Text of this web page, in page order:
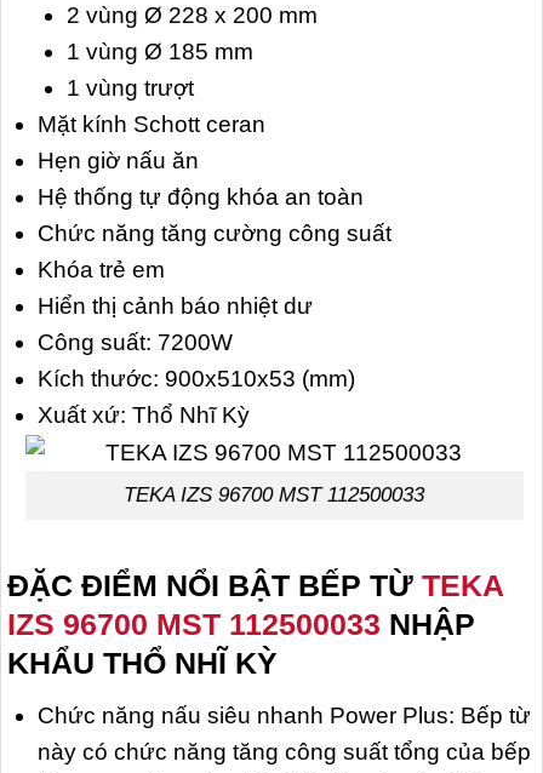
2 vùng Ø 228 x 200 mm
1 vùng Ø 185 mm
1 vùng trượt
Mặt kính Schott ceran
Hẹn giờ nấu ăn
Hệ thống tự động khóa an toàn
Chức năng tăng cường công suất
Khóa trẻ em
Hiển thị cảnh báo nhiệt dư
Công suất: 7200W
Kích thước: 900x510x53 (mm)
Xuất xứ: Thổ Nhĩ Kỳ
TEKA IZS 96700 MST 112500033
ĐẶC ĐIỂM NỔI BẬT BẾP TỪ TEKA
IZS 96700 MST 112500033 NHẬP
KHẨU THỔ NHĨ KỲ
Chức năng nấu siêu nhanh Power Plus: Bếp từ
này có chức năng tăng công suất tổng của bếp